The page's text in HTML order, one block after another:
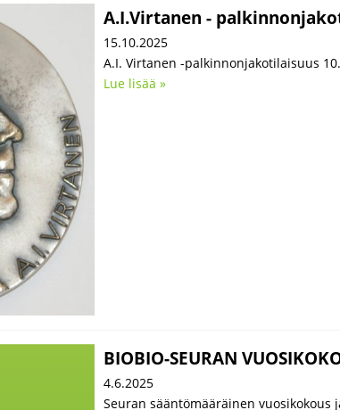
A.I.Virtanen -
15.10.2025
A.I. Virtanen -palkinnonjakotilaisuus
Lue lisää »
BIOBIO-SEURAN
4.6.2025
Seuran sääntömääräinen vuosikokous